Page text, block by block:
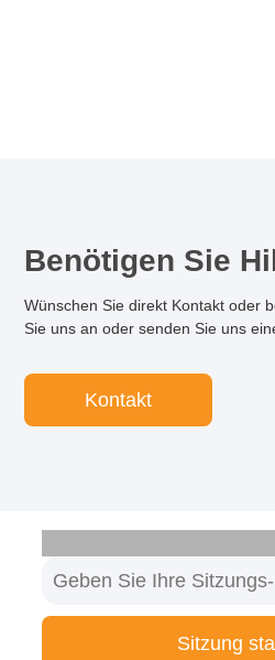
Benötigen Sie
Wünschen Sie direkt Kontakt oder
Sie uns an oder senden Sie uns
Kontakt
Sitzung